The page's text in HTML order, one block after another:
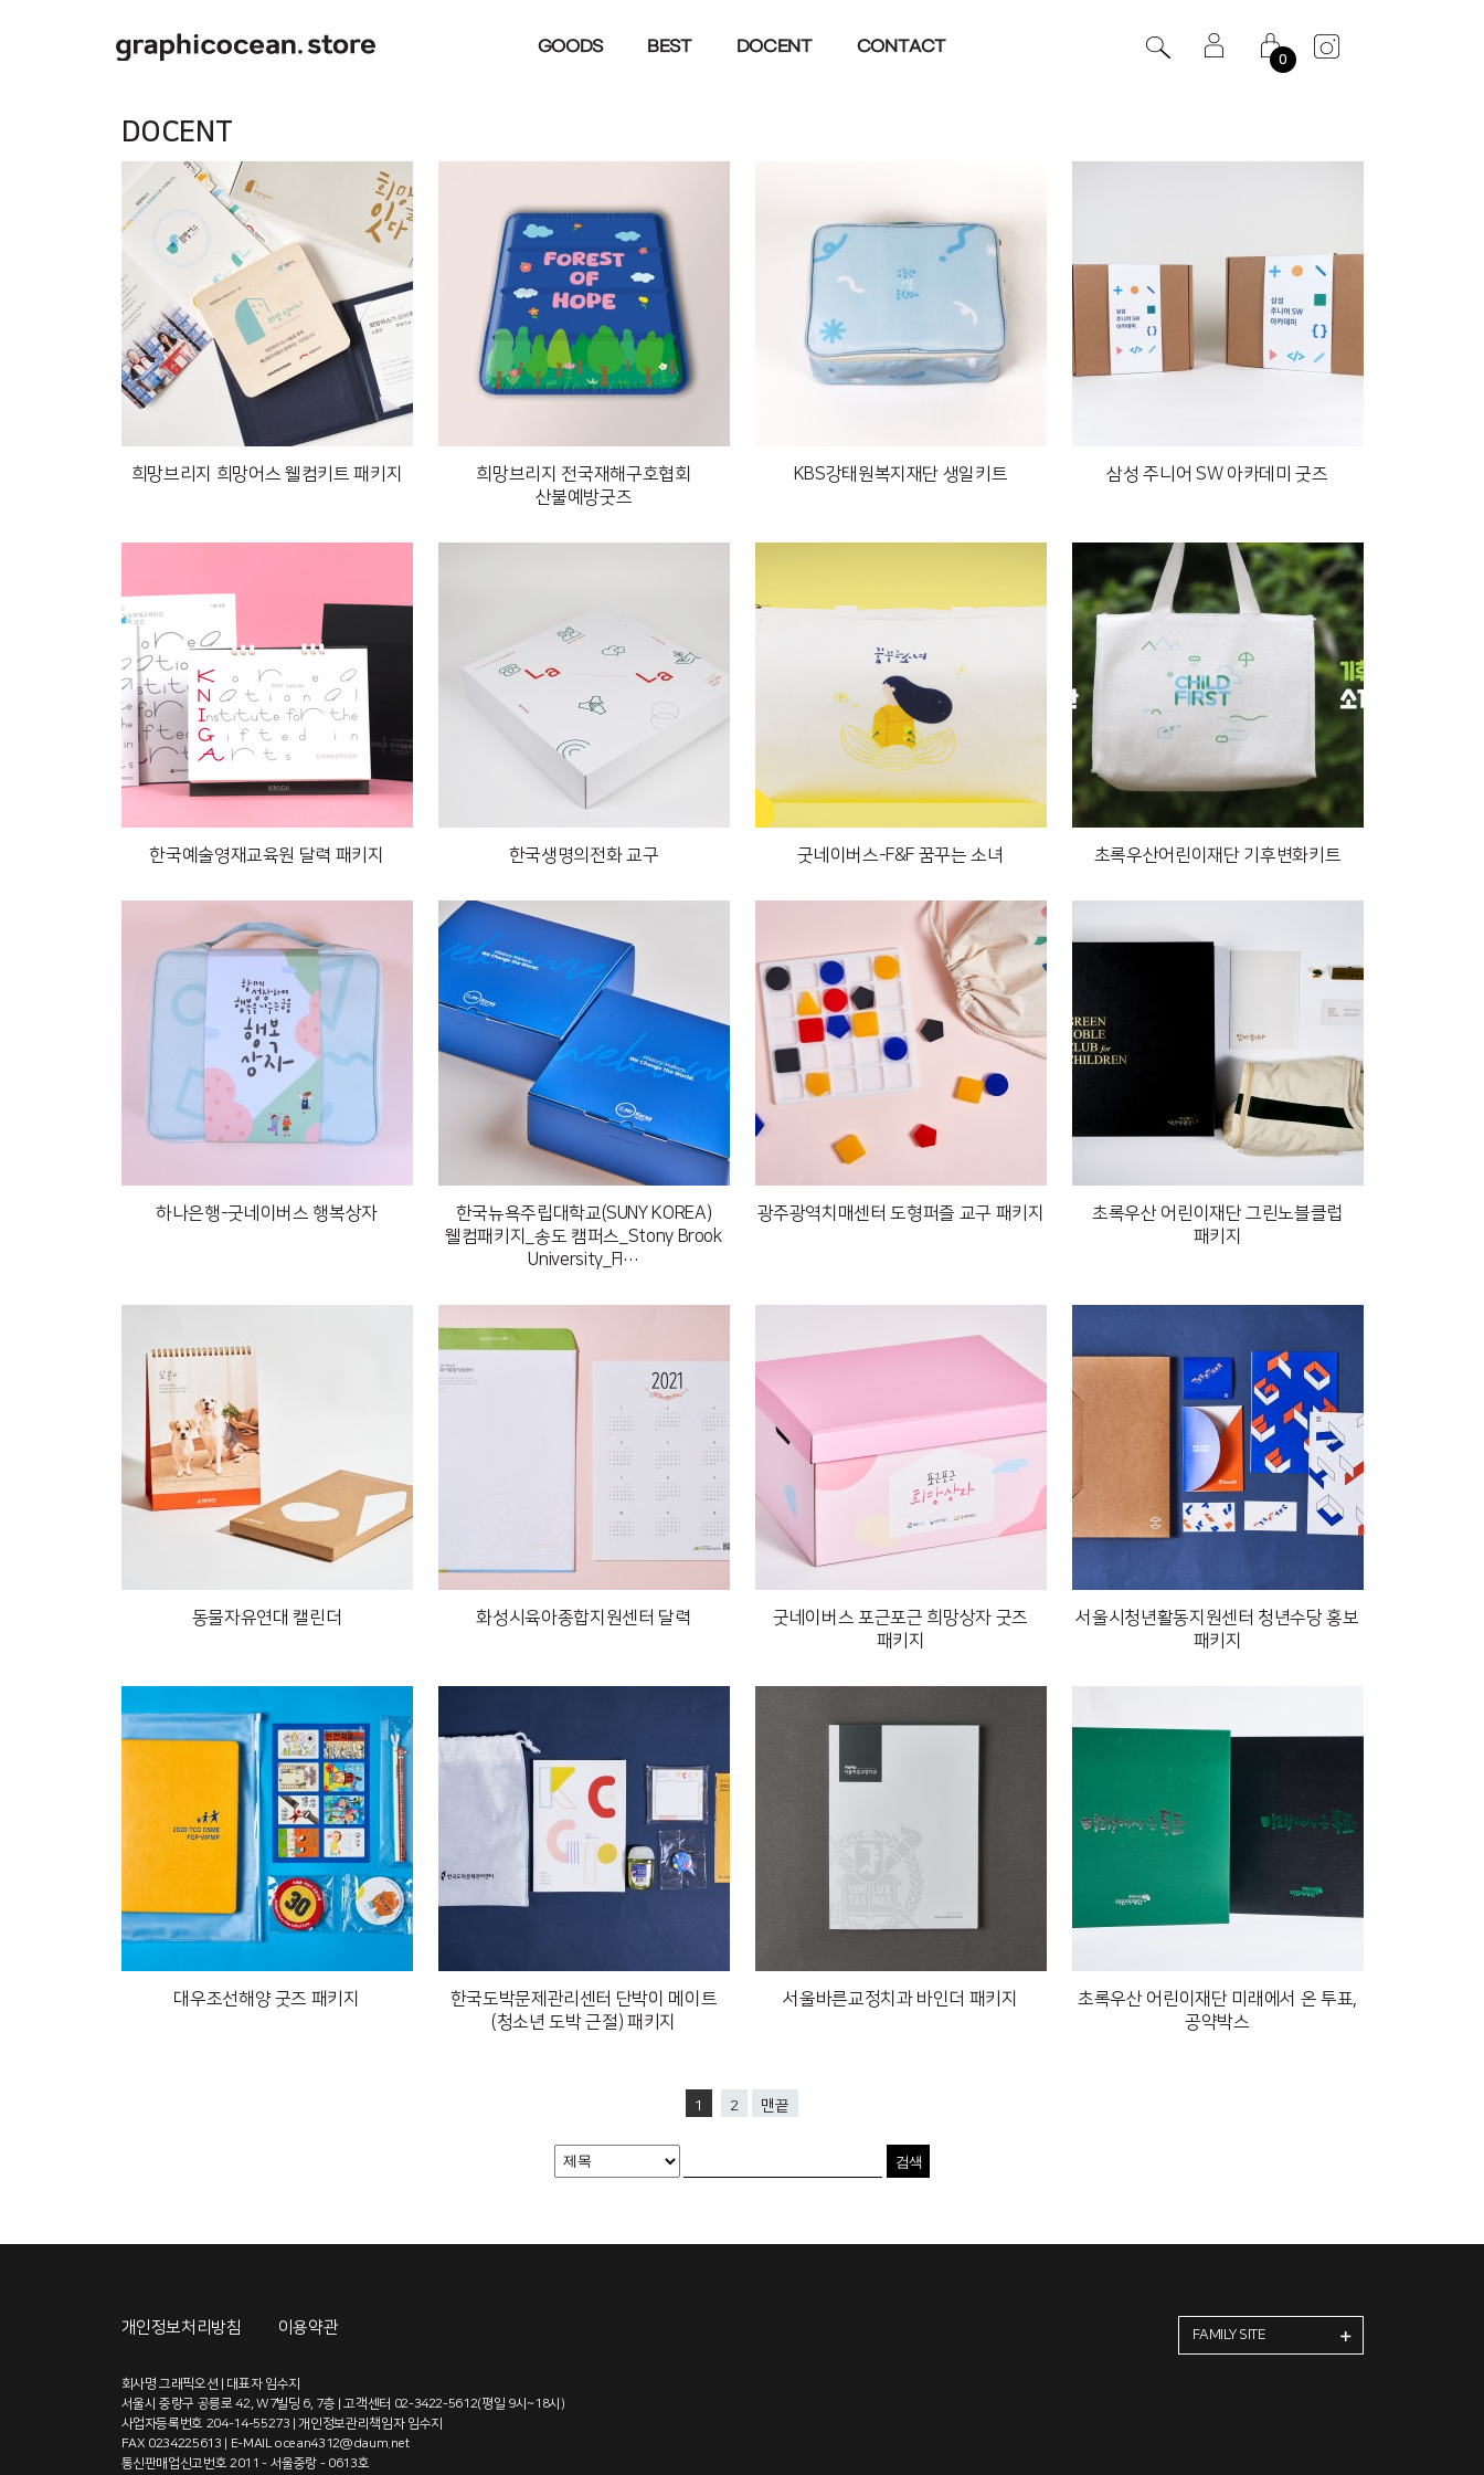
GOODS BEST DOCENT CONTACT
0
DOCENT
희망브리지 희망어스 웰컴키트 패키지
희망브리지 전국재해구호협회
산불예방굿즈
KBS강태원복지재단 생일키트 삼성 주니어 SW 아카데미 굿즈
한국예술영재교육원 달력 패키지 한국생명의전화 교구 굿네이버스-F&F 꿈꾸는 소녀 초록우산어린이재단 기후변화키트
하나은행-굿네이버스 행복상자
한국뉴욕주립대학교(SUNY KOREA)
웰컴패키지_송도 캠퍼스_Stony Brook
University_FI…
광주광역치매센터 도형퍼즐 교구 패키지
초록우산 어린이재단 그린노블클럽
패키지
동물자유연대 캘린더 화성시육아종합지원센터 달력
굿네이버스 포근포근 희망상자 굿즈
패키지
서울시청년활동지원센터 청년수당 홍보
패키지
대우조선해양 굿즈 패키지
한국도박문제관리센터 단박이 메이트
(청소년 도박 근절) 패키지
서울바른교정치과 바인더 패키지
초록우산 어린이재단 미래에서 온 투표,
공약박스
1 2 맨끝
FAMILY SITE
개인정보처리방침 이용약관
회사명 그래픽오션 | 대표자 임수지
서울시 중랑구 공릉로 42, W7빌딩 6, 7층 | 고객센터 02-3422-5612(평일 9시~18시)
사업자등록번호 204-14-55273 | 개인정보관리책임자 임수지
FAX 0234225613 | E-MAIL ocean4312@daum.net
통신판매업신고번호 2011 - 서울중랑 - 0613호